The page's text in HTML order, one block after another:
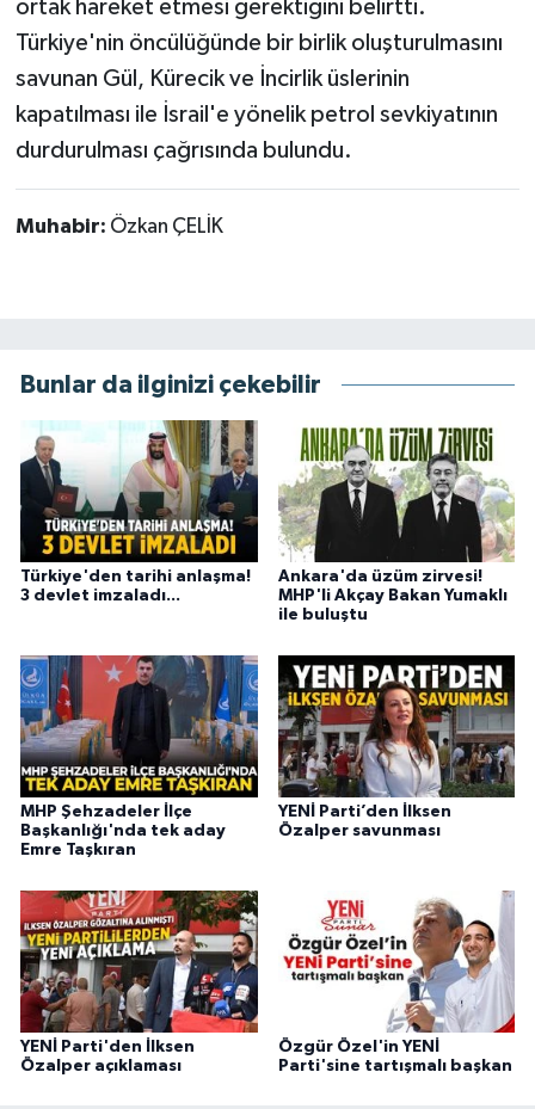
ortak hareket etmesi gerektiğini belirtti.
Türkiye'nin öncülüğünde bir birlik oluşturulmasını
savunan Gül, Kürecik ve İncirlik üslerinin
kapatılması ile İsrail'e yönelik petrol sevkiyatının
durdurulması çağrısında bulundu.
Muhabir: Özkan ÇELİK
Bunlar da ilginizi çekebilir
Türkiye'den tarihi anlaşma!
3 devlet imzaladı...
Ankara'da üzüm zirvesi!
MHP'li Akçay Bakan Yumaklı
ile buluştu
MHP Şehzadeler İlçe
Başkanlığı'nda tek aday
Emre Taşkıran
YENİ Parti’den İlksen
Özalper savunması
YENİ Parti'den İlksen
Özalper açıklaması
Özgür Özel'in YENİ
Parti'sine tartışmalı başkan